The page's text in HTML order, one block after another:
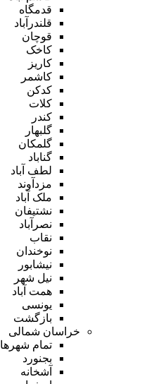
قدمگاه
قلندرآباد
قوچان
کاخک
کاریز
کاشمر
کدکن
کلات
کندر
گلبهار
گلمکان
گناباد
لطف آباد
مزدآوند
ملک آباد
نشتیفان
نصرآباد
نقاب
نوخندان
نیشابور
نیل شهر
همت آباد
یونسی
بازگشت
خراسان شمالی
تمام شهر‌ها
بجنورد
آشخانه